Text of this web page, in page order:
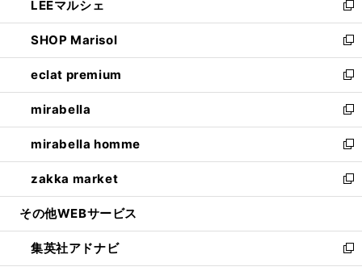
く
で
開
く
ド
ウ
で
開
く
ィ
ン
ド
ウ
で
開
く
い
ウ
ィ
ン
ド
ウ
で
開
く
LEEマルシェ
新
し
い
ウ
ィ
ン
ド
ウ
で
開
く
SHOP Marisol
新
し
い
ウ
ィ
ン
ド
ウ
で
開
eclat premium
新
し
い
ウ
ィ
ン
ド
ウ
開
く
mirabella
新
し
い
ウ
ィ
ン
ウ
で
開
mirabella homme
新
し
い
ウ
ン
ド
ウ
zakka market
新
し
ウ
ィ
ン
その他WEBサービス
集英社アドナビ
新